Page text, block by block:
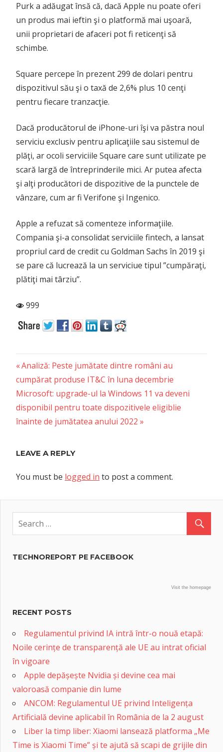
Purk a adăugat însă că, dacă Apple nu poate oferi
un produs mai ieftin şi o platformă mai uşoară,
unii proprietari de afaceri pot fi reticenţi să
schimbe.
Square percepe în prezent 299 de dolari pentru
dispozitivul său şi o taxă de 2,6% plus 10 cenţi
pentru fiecare tranzacţie.
Dacă producătorul de iPhone-uri îşi va păstra noul
serviciu exclusiv pentru aplicaţiile sau sistemul de
plăţi, ar ocoli serviciile Square care sunt utilizate pe
scară largă de întreprinderile mici. Ar putea afecta
şi alţi producători de dispozitive de la punctele de
vânzare, cum ar fi Verifone şi Ingenico.
Apple a refuzat să comenteze informaţiile.
Compania şi-a consolidat serviciile fintech, a lansat
propriul card de credit cu Goldman Sachs în 2019 şi
se pare că lucrează la un serviciue tipul ”cumpăraţi,
plătiţi mai târziu”.
999
Post
navigation
Previous
Post:
Analiză: Peste jumătate dintre români au
cumpărat produse IT&C în luna decembrie
Next
Post:
Microsoft: upgrade-ul la Windows 11 va deveni
disponibil pentru toate dispozitivele eligiblie
înainte de jumătatea anului 2022
LEAVE A REPLY
You must be logged in to post a comment.
TECHNOREPORT PE FACEBOOK
Visit the homepage
RECENT POSTS
Regulamentul privind IA intră într-o nouă etapă:
Noile cerințe de transparență ale UE au intrat oficial
în vigoare
Apple depășește Nvidia și devine cea mai
valoroasă companie din lume
ANCOM: Regulamentul UE privind Inteligența
Artificială devine aplicabil în România de la 2 august
Liber la timp liber: Xiaomi lansează platforma „Me
Time is Xiaomi Time” și te ajută să scapi de grijile din